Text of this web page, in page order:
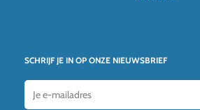
SCHRIJF JE IN OP ONZE NIEUWSBRIEF